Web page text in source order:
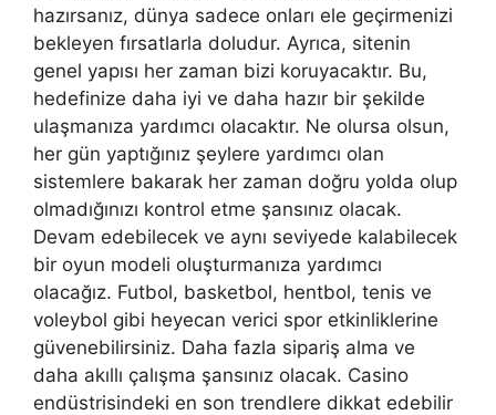
hazırsanız, dünya sadece onları ele geçirmenizi
bekleyen fırsatlarla doludur. Ayrıca, sitenin
genel yapısı her zaman bizi koruyacaktır. Bu,
hedefinize daha iyi ve daha hazır bir şekilde
ulaşmanıza yardımcı olacaktır. Ne olursa olsun,
her gün yaptığınız şeylere yardımcı olan
sistemlere bakarak her zaman doğru yolda olup
olmadığınızı kontrol etme şansınız olacak.
Devam edebilecek ve aynı seviyede kalabilecek
bir oyun modeli oluşturmanıza yardımcı
olacağız. Futbol, basketbol, hentbol, tenis ve
voleybol gibi heyecan verici spor etkinliklerine
güvenebilirsiniz. Daha fazla sipariş alma ve
daha akıllı çalışma şansınız olacak. Casino
endüstrisindeki en son trendlere dikkat edebilir